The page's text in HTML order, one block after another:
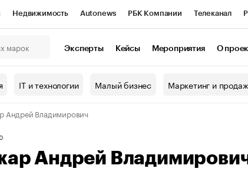
Недвижимость Autonews РБК Компании Телеканал
контрагентов
Эксперты Кейсы Мероприятия О
IT и технологии Малый бизнес Маркетинг и
Андрей Владимирович
Андрей